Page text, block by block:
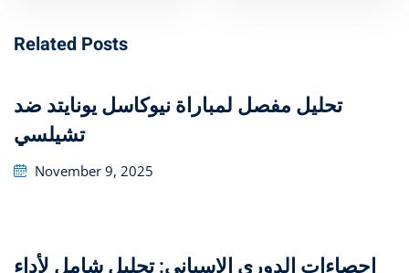
Related Posts
تحليل مفصل لمباراة نيوكاسل يونايتد ضد
تشيلسي
Posted
November 9, 2025
إحصاءات الدوري الإسباني: تحليل شامل لأداء